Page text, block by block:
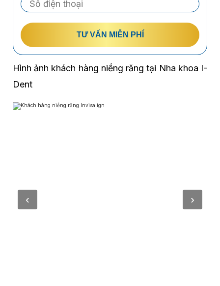
TƯ VẤN MIỄN PHÍ
Hình ảnh khách hàng niềng răng tại Nha khoa I-
Dent